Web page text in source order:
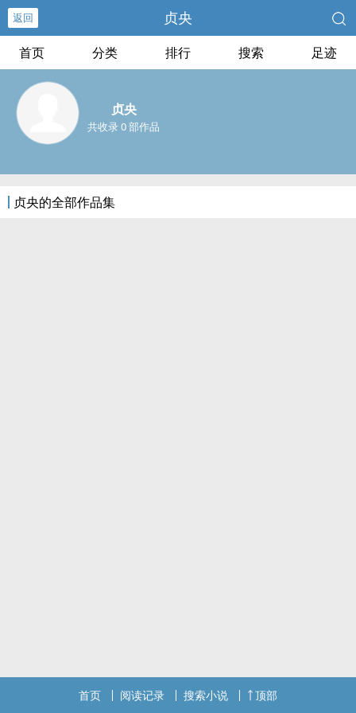
返回 贞央
首页 分类 排行 搜索 足迹
贞央
共收录 0 部作品
贞央的全部作品集
首页 阅读记录 搜索小说 顶部